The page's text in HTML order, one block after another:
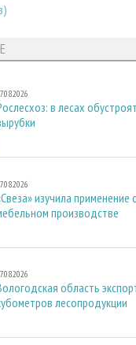
в лесах
изучила применение
производстве
область
лесопродукции